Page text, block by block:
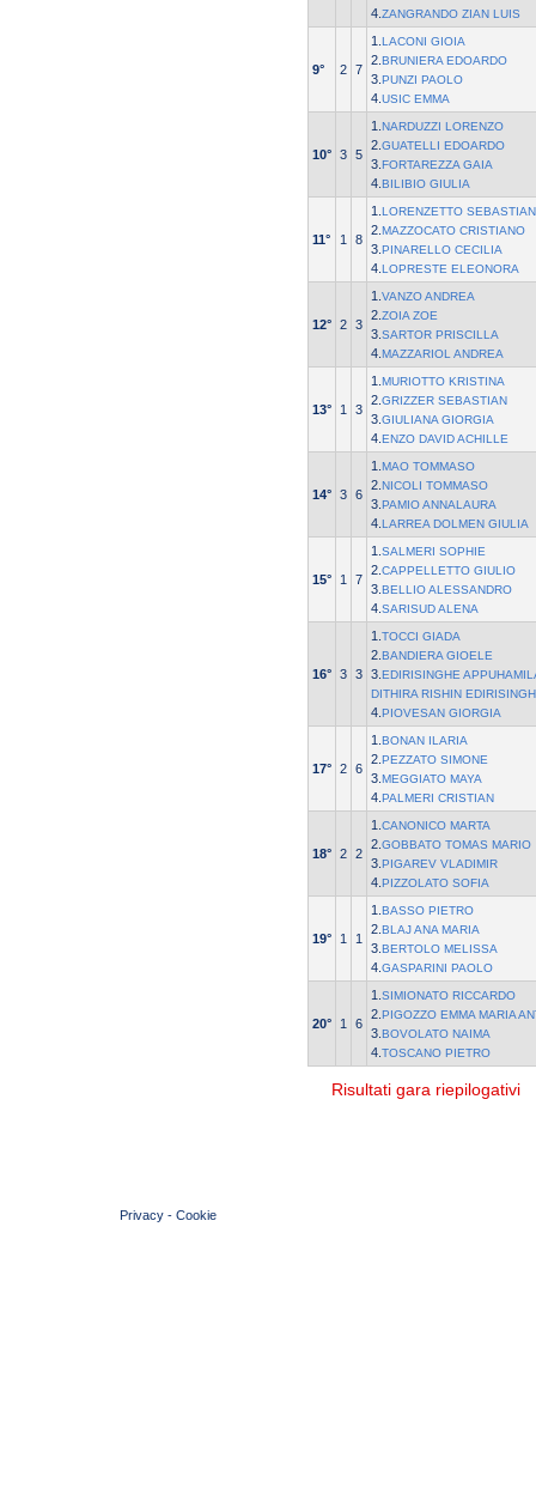
4. ZANGRANDO ZIAN LUIS
9° 2 7
1. LACONI GIOIA
2. BRUNIERA EDOARDO
3. PUNZI PAOLO
4. USIC EMMA
10° 3 5
1. NARDUZZI LORENZO
2. GUATELLI EDOARDO
3. FORTAREZZA GAIA
4. BILIBIO GIULIA
11° 1 8
1. LORENZETTO
2. MAZZOCATO CRISTIANO
3. PINARELLO CECILIA
4. LOPRESTE ELEONORA
12° 2 3
1. VANZO ANDREA
2. ZOIA ZOE
3. SARTOR PRISCILLA
4. MAZZARIOL ANDREA
13° 1 3
1. MURIOTTO KRISTINA
2. GRIZZER SEBASTIAN
3. GIULIANA GIORGIA
4. ENZO DAVID ACHILLE
14° 3 6
1. MAO TOMMASO
2. NICOLI TOMMASO
3. PAMIO ANNALAURA
4. LARREA DOLMEN GIULIA
15° 1 7
1. SALMERI SOPHIE
2. CAPPELLETTO GIULIO
3. BELLIO ALESSANDRO
4. SARISUD ALENA
16° 3 3
1. TOCCI GIADA
2. BANDIERA GIOELE
3. EDIRISINGHE
DITHIRA RISHIN
4. PIOVESAN GIORGIA
17° 2 6
1. BONAN ILARIA
2. PEZZATO SIMONE
3. MEGGIATO MAYA
4. PALMERI CRISTIAN
18° 2 2
1. CANONICO MARTA
2. GOBBATO TOMAS MARIO
3. PIGAREV VLADIMIR
4. PIZZOLATO SOFIA
19° 1 1
1. BASSO PIETRO
2. BLAJ ANA MARIA
3. BERTOLO MELISSA
4. GASPARINI PAOLO
20° 1 6
1. SIMIONATO RICCARDO
2. PIGOZZO EMMA MARIA
3. BOVOLATO NAIMA
4. TOSCANO PIETRO
Risultati gara riepilogativi
Privacy - Cookie